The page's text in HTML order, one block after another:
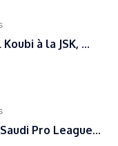
à la JSK, ...
Pro League...